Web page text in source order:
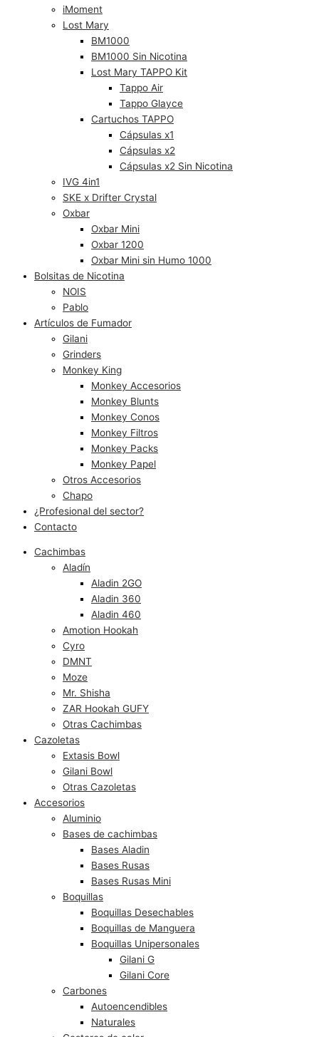
iMoment
Lost Mary
BM1000
BM1000 Sin Nicotina
Lost Mary TAPPO Kit
Tappo Air
Tappo Glayce
Cartuchos TAPPO
Cápsulas x1
Cápsulas x2
Cápsulas x2 Sin Nicotina
IVG 4in1
SKE x Drifter Crystal
Oxbar
Oxbar Mini
Oxbar 1200
Oxbar Mini sin Humo 1000
Bolsitas de Nicotina
NOIS
Pablo
Artículos de Fumador
Gilani
Grinders
Monkey King
Monkey Accesorios
Monkey Blunts
Monkey Conos
Monkey Filtros
Monkey Packs
Monkey Papel
Otros Accesorios
Chapo
¿Profesional del sector?
Contacto
Cachimbas
Aladín
Aladin 2GO
Aladin 360
Aladin 460
Amotion Hookah
Cyro
DMNT
Moze
Mr. Shisha
ZAR Hookah GUFY
Otras Cachimbas
Cazoletas
Extasis Bowl
Gilani Bowl
Otras Cazoletas
Accesorios
Aluminio
Bases de cachimbas
Bases Aladin
Bases Rusas
Bases Rusas Mini
Boquillas
Boquillas Desechables
Boquillas de Manguera
Boquillas Unipersonales
Gilani G
Gilani Core
Carbones
Autoencendibles
Naturales